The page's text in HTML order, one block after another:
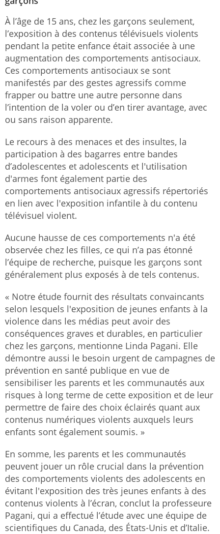
À l’âge de 15 ans, chez les garçons seulement,
l’exposition à des contenus télévisuels violents
pendant la petite enfance était associée à une
augmentation des comportements antisociaux.
Ces comportements antisociaux se sont
manifestés par des gestes agressifs comme
frapper ou battre une autre personne dans
l’intention de la voler ou d’en tirer avantage, avec
ou sans raison apparente.
Le recours à des menaces et des insultes, la
participation à des bagarres entre bandes
d’adolescentes et adolescents et l'utilisation
d'armes font également partie des
comportements antisociaux agressifs répertoriés
en lien avec l'exposition infantile à du contenu
télévisuel violent.
Aucune hausse de ces comportements n'a été
observée chez les filles, ce qui n’a pas étonné
l’équipe de recherche, puisque les garçons sont
généralement plus exposés à de tels contenus.
« Notre étude fournit des résultats convaincants
selon lesquels l'exposition de jeunes enfants à la
violence dans les médias peut avoir des
conséquences graves et durables, en particulier
chez les garçons, mentionne Linda Pagani. Elle
démontre aussi le besoin urgent de campagnes de
prévention en santé publique en vue de
sensibiliser les parents et les communautés aux
risques à long terme de cette exposition et de leur
permettre de faire des choix éclairés quant aux
contenus numériques violents auxquels leurs
enfants sont également soumis. »
En somme, les parents et les communautés
peuvent jouer un rôle crucial dans la prévention
des comportements violents des adolescents en
évitant l'exposition des très jeunes enfants à des
contenus violents à l’écran, conclut la professeure
Pagani, qui a effectué l’étude avec une équipe de
scientifiques du Canada, des États-Unis et d’Italie.